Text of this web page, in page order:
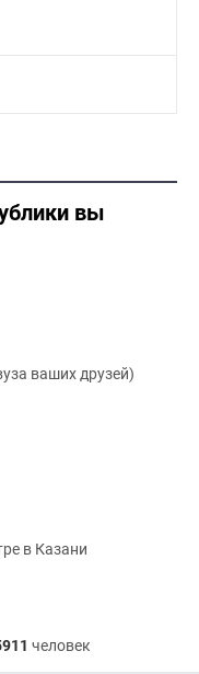
вы
ваших друзей)
в Казани
человек